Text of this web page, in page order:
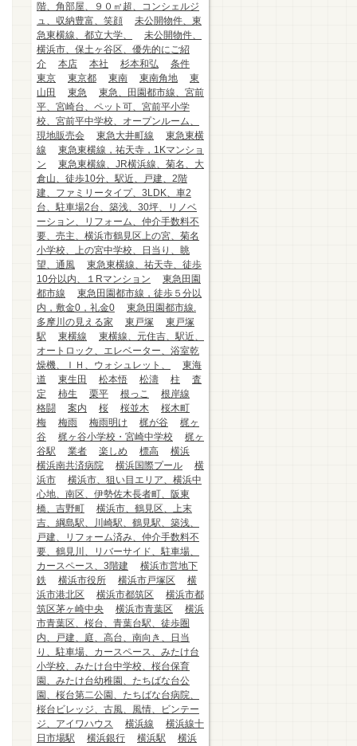
階、角部屋、９０㎡超、コンシェルジ
ュ、収納豊富、笑顔
未公開物件、東
急東横線、都立大学、
未公開物件、
横浜市、保土ヶ谷区、優先的にご紹
介
本店 本社 杉本和弘
条件
東京
東京都 東南 東南角地
東
山田
東急
東急、田園都市線、宮前
平、宮崎台、ペット可、宮前平小学
校、宮前平中学校、オープンルーム、
現地販売会
東急大井町線
東急東横
線
東急東横線，祐天寺，1Kマンショ
ン
東急東横線、JR横浜線、菊名、大
倉山、徒歩10分、駅近、戸建、2階
建、ファミリータイプ、3LDK、車2
台、駐車場2台、築浅、30坪、リノベ
ーション、リフォーム、仲介手数料不
要、売主、横浜市鶴見区上の宮、菊名
小学校、上の宮中学校、日当り、眺
望、通風
東急東横線、祐天寺、徒歩
10分以内、１Rマンション
東急田園
都市線
東急田園都市線，徒歩５分以
内，敷金0，礼金0
東急田園都市線.
多摩川の見える家
東戸塚
東戸塚
駅
東横線
東横線、元住吉、駅近、
オートロック、エレベーター、浴室乾
燥機、ＩＨ、ウォシュレット、
東海
道
東生田 松本悟 松濤 柱
査
定
柿生 栗平 根っこ
根岸線
格闘
案内 桜 桜並木
桜木町
梅
梅雨 梅雨明け 梶が谷
梶ヶ
谷
梶ヶ谷小学校・宮崎中学校
梶ヶ
谷駅
業者 楽しめ 標高
横浜
横浜南共済病院
横浜国際プール
横
浜市
横浜市、狙い目エリア、横浜中
心地、南区、伊勢佐木長者町、阪東
橋、吉野町
横浜市、鶴見区、上末
吉、綱島駅、川崎駅、鶴見駅、築浅、
戸建、リフォーム済み、仲介手数料不
要、鶴見川、リバーサイド、駐車場、
カースペース、3階建
横浜市営地下
鉄
横浜市役所 横浜市戸塚区
横
浜市港北区
横浜市都筑区
横浜市都
筑区茅ヶ崎中央
横浜市青葉区
横浜
市青葉区、桜台、青葉台駅、徒歩圏
内、戸建、庭、高台、南向き、日当
り、駐車場、カースペース、みたけ台
小学校、みたけ台中学校、桜台保育
園、みたけ台幼稚園、たちばな台公
園、桜台第二公園、たちばな台病院、
桜台ビレッジ、古風、風情、ビンテー
ジ、アイワハウス
横浜線
横浜線十
日市場駅
横浜銀行 横浜駅
横浜